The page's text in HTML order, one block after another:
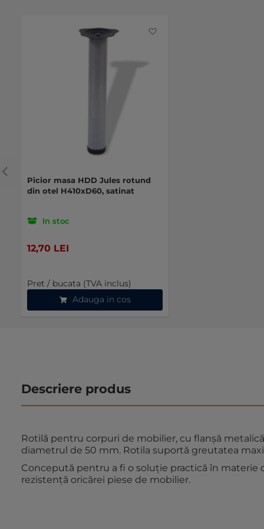
Picior masa HDD Jules rotund
din otel H410xD60, satinat
In stoc
12,70 LEI
Pret / bucata (TVA inclus)
Adauga in cos
Descriere produs
Rotilă pentru corpuri de mobilier, cu flanșă
diametrul de 50 mm. Rotila suportă greutatea
Concepută pentru a fi o soluție practică în
rezistență oricărei piese de mobilier.